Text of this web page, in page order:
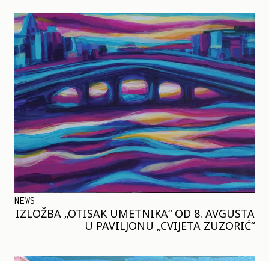
NEWS
IZLOŽBA „OTISAK UMETNIKA“ OD 8. AVGUSTA
U PAVILJONU „CVIJETA ZUZORIĆ“